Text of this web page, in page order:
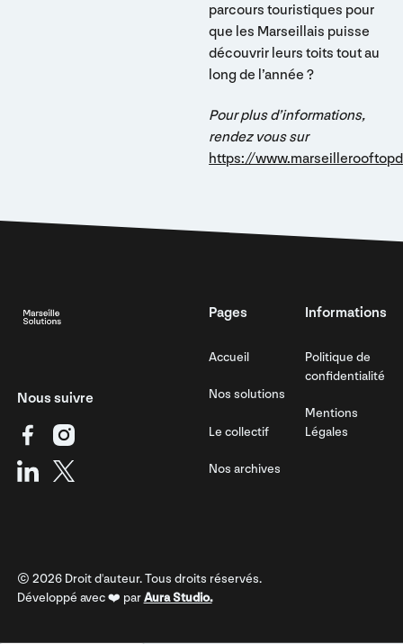
parcours touristiques pour
que les Marseillais puisse
découvrir leurs toits tout au
long de l’année ?
Pour plus d’informations,
rendez vous sur
https://
Nous suivre
Pages
Accueil
Nos solutions
Le collectif
Nos archives
Informations
Politique de
confidentialité
Mentions
Légales
© 2026Droit d'auteur. Tous droits réservés.
Développé avec ❤️ parAura Studio.